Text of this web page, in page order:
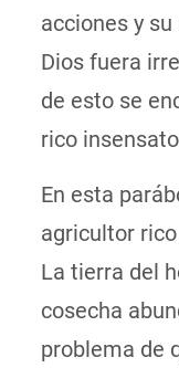
acciones y
Dios fuera
de esto se
rico
En esta
agricultor
La tierra del
cosecha
problema de